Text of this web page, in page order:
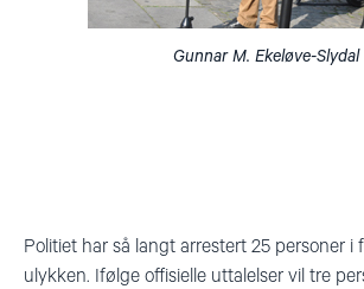
Gunnar M. Ekeløve-Slydal
Politiet har så langt arrestert 25 personer i
ulykken. Ifølge offisielle uttalelser vil tre